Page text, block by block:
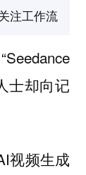
注工作流
士却向记
视频生成